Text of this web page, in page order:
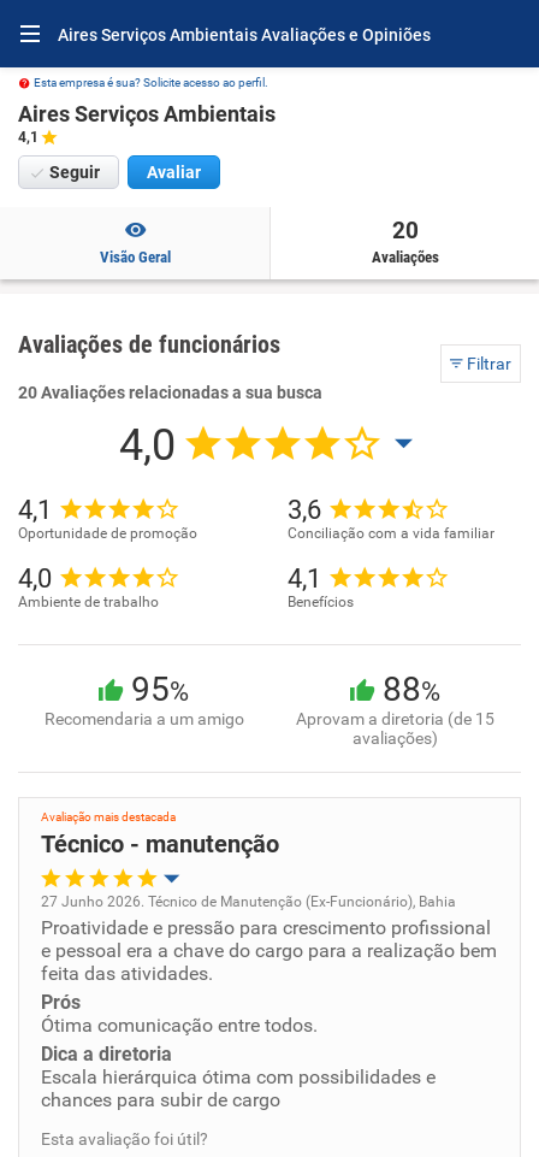
Aires Serviços Ambientais Avaliações e Opiniões
Esta empresa é sua? Solicite acesso ao perfil.
Aires Serviços Ambientais
4,1
Seguir Avaliar
Visão Geral
20
Avaliações
Avaliações de funcionários
Filtrar
20 Avaliações relacionadas a sua busca
4,0
4,1
Oportunidade de promoção
3,6
Conciliação com a vida familiar
4,0
Ambiente de trabalho
4,1
Benefícios
95%
Recomendaria a um amigo
88%
Aprovam a diretoria (de 15
avaliações)
Avaliação mais destacada
Técnico - manutenção
Oportunidade de promoção
Conciliação com a vida familiar
Benefícios
27 Junho 2026. Técnico de Manutenção (Ex-Funcionário), Bahia
Proatividade e pressão para crescimento profissional
e pessoal era a chave do cargo para a realização bem
feita das atividades.
Prós
Ótima comunicação entre todos.
Dica a diretoria
Escala hierárquica ótima com possibilidades e
chances para subir de cargo
Esta avaliação foi útil?